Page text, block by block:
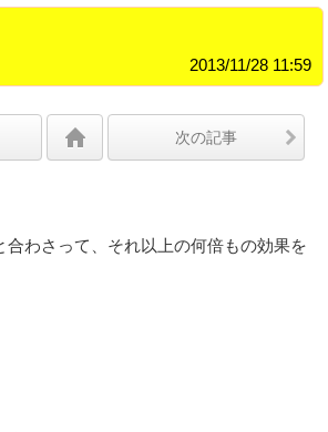
2013/11/28 11:59
次の記事
合わさって、それ以上の何倍もの効果を